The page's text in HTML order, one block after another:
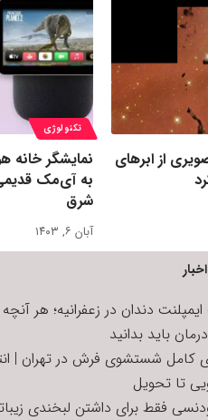
از ابرهای
تکنولوژی
نمایشگر خانه
به آی‌مک
شرق
آبان ۶, ۱۴۰۳
دندان در زعفرانیه؛ هر آنچه
باید بدانید
کامل شستشوی فرش در تهران |
تا تحویل
فقط برای داشتن لبخندی